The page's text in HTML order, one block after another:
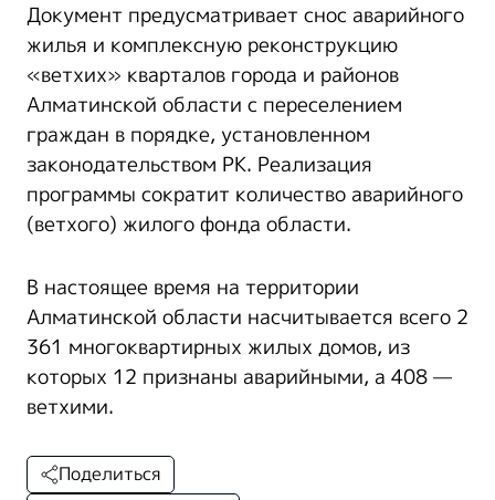
Документ предусматривает снос аварийного
жилья и комплексную реконструкцию
«ветхих» кварталов города и районов
Алматинской области с переселением
граждан в порядке, установленном
законодательством РК. Реализация
программы сократит количество аварийного
(ветхого) жилого фонда области.
В настоящее время на территории
Алматинской области насчитывается всего 2
361 многоквартирных жилых домов, из
которых 12 признаны аварийными, а 408 —
ветхими.
Поделиться